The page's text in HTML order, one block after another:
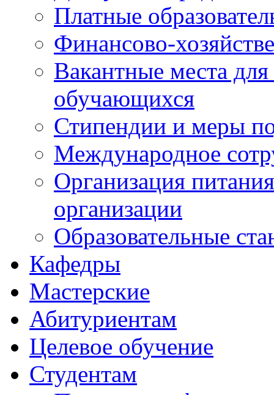
Платные
Финансово-
Вакантные места
обучающихся
Стипендии и меры
Международное
Организация
организации
Образовательные
Кафедры
Мастерские
Абитуриентам
Целевое обучение
Студентам